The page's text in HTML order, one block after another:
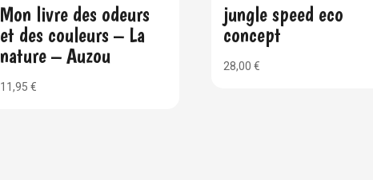
Mon livre des odeurs
et des couleurs – La
nature – Auzou
11,95€
jungle speed eco
concept
28,00€